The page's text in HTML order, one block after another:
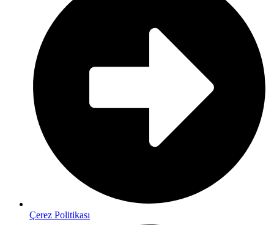
Çerez Politikası